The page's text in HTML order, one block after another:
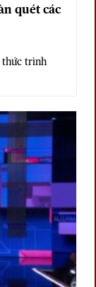
quét các
thức trình